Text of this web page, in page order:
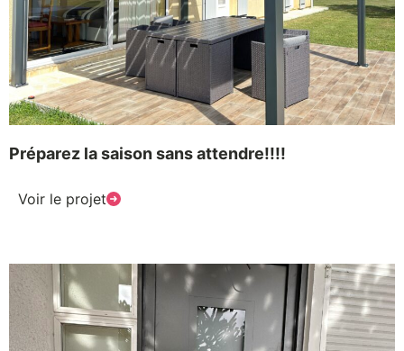
Préparez la saison sans attendre!!!!
Voir le projet